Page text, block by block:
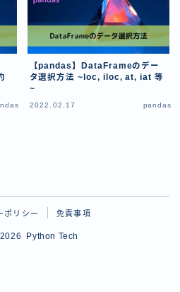
する記事用のカテゴリー
【pandas】DataFrameのデー
タ選択方法 ~loc, iloc, at, iat 等
~
2022.02.17 pandas
ポリシー 免責事項
Python Tech